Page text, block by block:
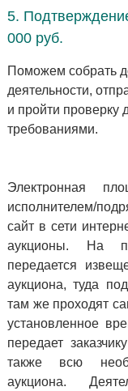
5.
000 руб.
Поможем собрать
деятельности,
и пройти проверку
требованиями.
Электронная
исполнителем/
сайт в сети
аукционы. На
передается
аукциона, туда
там же проходят
установленное
передает
также всю
аукциона.